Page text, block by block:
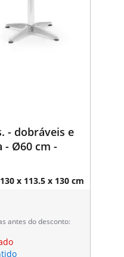
- dobráveis e
- Ø60 cm -
130 x 113.5 x 130 cm
antes do desconto: